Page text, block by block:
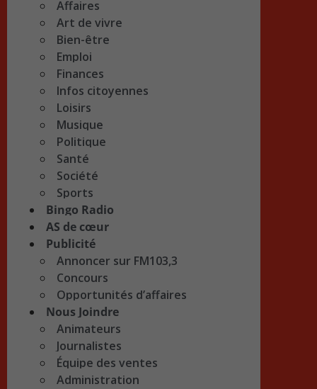
Affaires
Art de vivre
Bien-être
Emploi
Finances
Infos citoyennes
Loisirs
Musique
Politique
Santé
Société
Sports
Bingo Radio
AS de cœur
Publicité
Annoncer sur FM103,3
Concours
Opportunités d’affaires
Nous Joindre
Animateurs
Journalistes
Équipe des ventes
Administration